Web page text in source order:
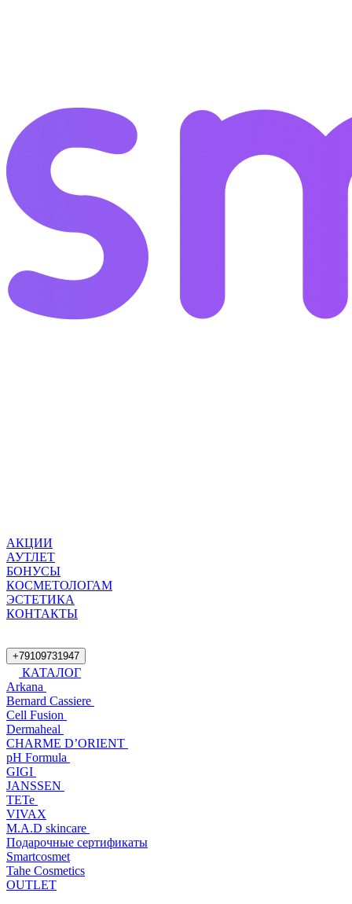
АКЦИИ
АУТЛЕТ
БОНУСЫ
КОСМЕТОЛОГАМ
ЭСТЕТИКА
КОНТАКТЫ
+79109731947
КАТАЛОГ
Arkana
Bernard Cassiere
Cell Fusion
Dermaheal
CHARME D’ORIENT
pH Formula
GIGI
JANSSEN
TETe
VIVAX
M.A.D skincare
Подарочные сертификаты
Smartcosmet
Tahe Cosmetics
OUTLET